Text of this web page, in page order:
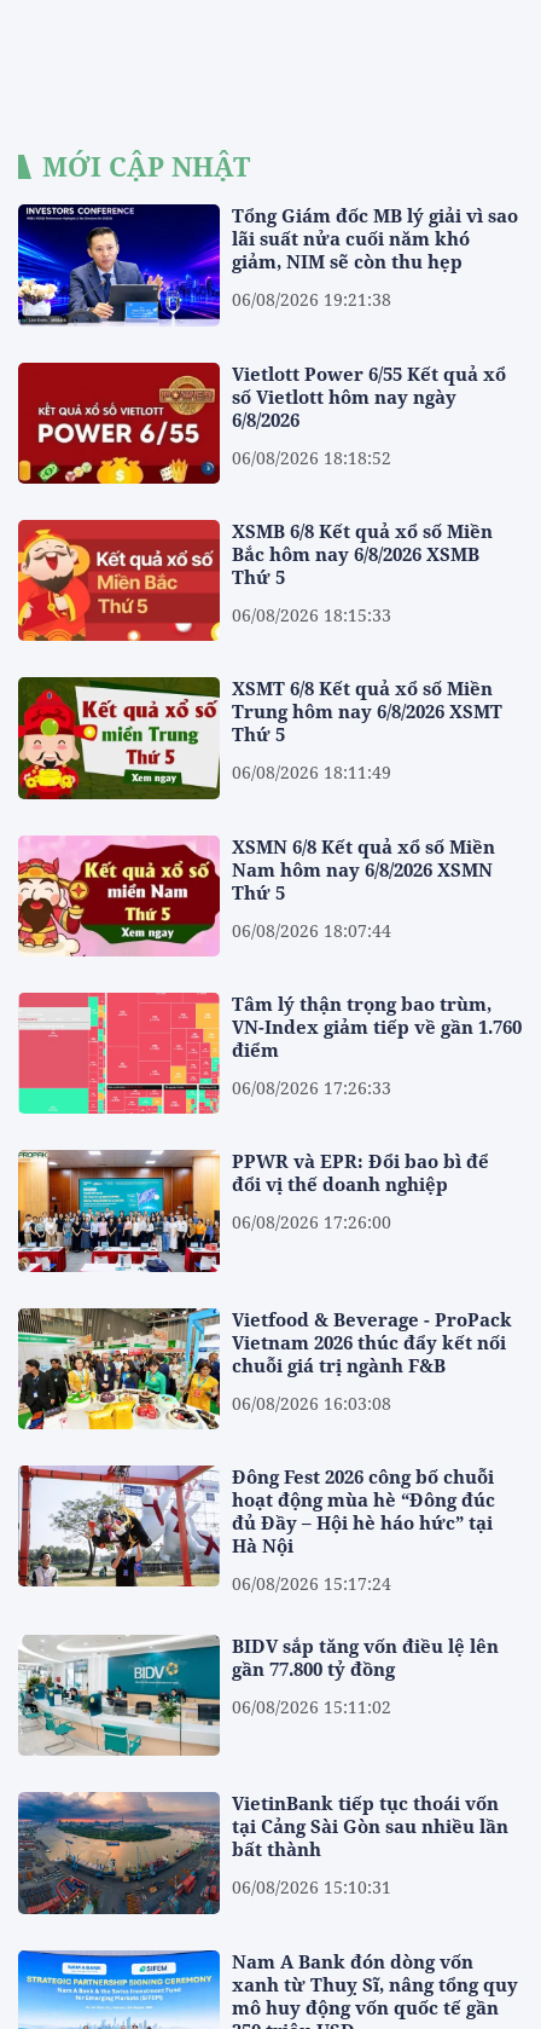
MỚI CẬP NHẬT
Tổng Giám đốc MB lý giải vì sao
lãi suất nửa cuối năm khó
giảm, NIM sẽ còn thu hẹp
06/08/2026 19:21:38
Vietlott Power 6/55 Kết quả xổ
số Vietlott hôm nay ngày
6/8/2026
06/08/2026 18:18:52
XSMB 6/8 Kết quả xổ số Miền
Bắc hôm nay 6/8/2026 XSMB
Thứ 5
06/08/2026 18:15:33
XSMT 6/8 Kết quả xổ số Miền
Trung hôm nay 6/8/2026 XSMT
Thứ 5
06/08/2026 18:11:49
XSMN 6/8 Kết quả xổ số Miền
Nam hôm nay 6/8/2026 XSMN
Thứ 5
06/08/2026 18:07:44
Tâm lý thận trọng bao trùm,
VN-Index giảm tiếp về gần 1.760
điểm
06/08/2026 17:26:33
PPWR và EPR: Đổi bao bì để
đổi vị thế doanh nghiệp
06/08/2026 17:26:00
Vietfood & Beverage - ProPack
Vietnam 2026 thúc đẩy kết nối
chuỗi giá trị ngành F&B
06/08/2026 16:03:08
Đông Fest 2026 công bố chuỗi
hoạt động mùa hè “Đông đúc
đủ Đầy – Hội hè háo hức” tại
Hà Nội
06/08/2026 15:17:24
BIDV sắp tăng vốn điều lệ lên
gần 77.800 tỷ đồng
06/08/2026 15:11:02
VietinBank tiếp tục thoái vốn
tại Cảng Sài Gòn sau nhiều lần
bất thành
06/08/2026 15:10:31
Nam A Bank đón dòng vốn
xanh từ Thuỵ Sĩ, nâng tổng quy
mô huy động vốn quốc tế gần